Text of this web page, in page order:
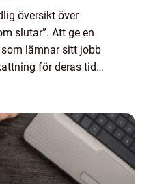
översikt över
slutar”. Att ge en
lämnar sitt jobb
för deras tid